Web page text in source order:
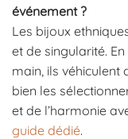
événement ?
Les bijoux
et de singularité.
main, ils véhiculent
bien les
et de l’harmonie
guide dédié.